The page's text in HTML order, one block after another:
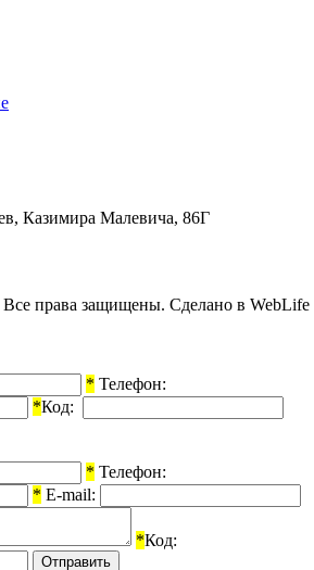
Казимира Малевича, 86Г
Все права защищены. Cделано в WebLife
* Телефон:
*Код:
* Телефон:
* E-mail:
*Код: